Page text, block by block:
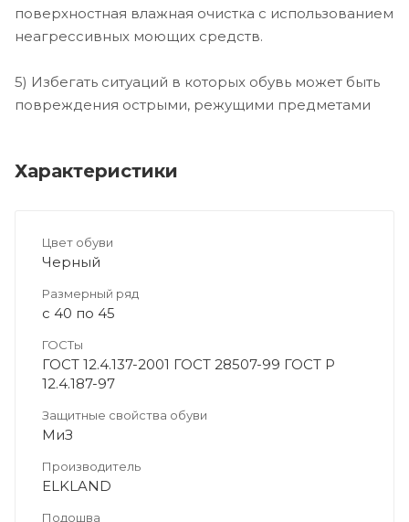
поверхностная влажная очистка с использованием
неагрессивных моющих средств.
5) Избегать ситуаций в которых обувь может быть
повреждения острыми, режущими предметами
Характеристики
Цвет обуви
Черный
Размерный ряд
с 40 по 45
ГОСТы
ГОСТ 12.4.137-2001 ГОСТ 28507-99 ГОСТ Р
12.4.187-97
Защитные свойства обуви
МиЗ
Производитель
ELKLAND
Подошва